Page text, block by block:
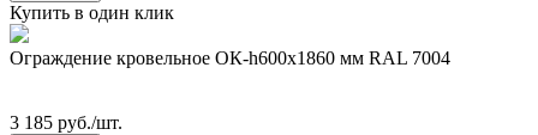
Купить в один клик
Ограждение кровельное ОК-h600х1860 мм RAL 7004
3 185 руб./шт.